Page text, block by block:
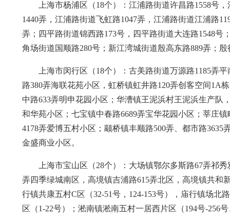
上海市杨浦区（18个）：江浦路街道许昌路1558号
1440弄，江浦路街道飞虹路1047弄，江浦路街道江浦路
弄；四平路街道锦西路173号，四平路街道大连路1548
角场街道国顺路280号；新江湾城街道殷高东路889弄；
上海市闵行区（18个）：古美路街道万源路1185弄
路380弄海联花苑小区，虹桥镇虹井路120弄创客空间1A
中路633弄明申花园小区；华漕镇王泥浜村王泥浜生产队
和华苑小区；七宝镇中春路6689弄宝华花园小区；莘庄
4178弄爱博五村小区；颛桥镇丰顺路500弄、都市路
金盛商业小区。
上海市宝山区（28个）：大场镇鄂尔多斯路67弄祁
弄四季绿城南区，高境镇吉浦路615弄北区，高境镇共和
行镇共康五村C区（32-51号，124-153号），庙行镇场北
区（1-22号）；淞南镇淞南五村一居西片区（194号-256